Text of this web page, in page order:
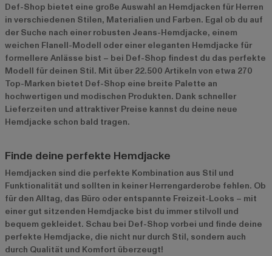
Def-Shop bietet eine große Auswahl an Hemdjacken für Herren
in verschiedenen Stilen, Materialien und Farben. Egal ob du auf
der Suche nach einer robusten Jeans-Hemdjacke, einem
weichen Flanell-Modell oder einer eleganten Hemdjacke für
formellere Anlässe bist – bei Def-Shop findest du das perfekte
Modell für deinen Stil. Mit über 22.500 Artikeln von etwa 270
Top-Marken bietet Def-Shop eine breite Palette an
hochwertigen und modischen Produkten. Dank schneller
Lieferzeiten und attraktiver Preise kannst du deine neue
Hemdjacke schon bald tragen.
Finde deine perfekte Hemdjacke
Hemdjacken sind die perfekte Kombination aus Stil und
Funktionalität und sollten in keiner Herrengarderobe fehlen. Ob
für den Alltag, das Büro oder entspannte Freizeit-Looks – mit
einer gut sitzenden Hemdjacke bist du immer stilvoll und
bequem gekleidet. Schau bei Def-Shop vorbei und finde deine
perfekte Hemdjacke, die nicht nur durch Stil, sondern auch
durch Qualität und Komfort überzeugt!